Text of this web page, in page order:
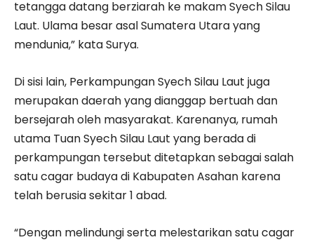
tetangga datang berziarah ke makam Syech Silau
Laut. Ulama besar asal Sumatera Utara yang
mendunia,” kata Surya.
Di sisi lain, Perkampungan Syech Silau Laut juga
merupakan daerah yang dianggap bertuah dan
bersejarah oleh masyarakat. Karenanya, rumah
utama Tuan Syech Silau Laut yang berada di
perkampungan tersebut ditetapkan sebagai salah
satu cagar budaya di Kabupaten Asahan karena
telah berusia sekitar 1 abad.
“Dengan melindungi serta melestarikan satu cagar